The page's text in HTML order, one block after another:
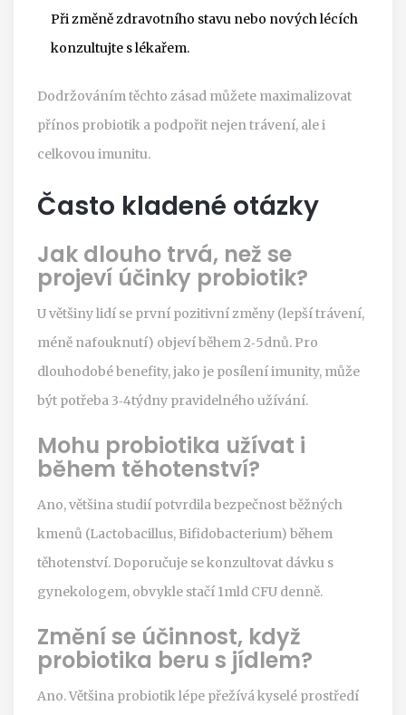
Při změně zdravotního stavu nebo nových lécích
konzultujte s lékařem.
Dodržováním těchto zásad můžete maximalizovat
přínos probiotik a podpořit nejen trávení, ale i
celkovou imunitu.
Často kladené otázky
Jak dlouho trvá, než se
projeví účinky probiotik?
U většiny lidí se první pozitivní změny (lepší trávení,
méně nafouknutí) objeví během 2‑5dnů. Pro
dlouhodobé benefity, jako je posílení imunity, může
být potřeba 3‑4týdny pravidelného užívání.
Mohu probiotika užívat i
během těhotenství?
Ano, většina studií potvrdila bezpečnost běžných
kmenů (Lactobacillus, Bifidobacterium) během
těhotenství. Doporučuje se konzultovat dávku s
gynekologem, obvykle stačí 1mld CFU denně.
Změní se účinnost, když
probiotika beru s jídlem?
Ano. Většina probiotik lépe přežívá kyselé prostředí